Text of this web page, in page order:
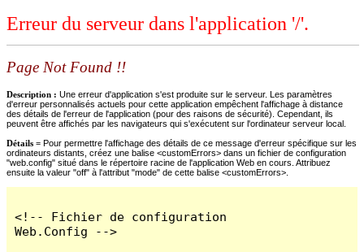
Erreur du serveur dans l'application '/'.
Page Not Found !!
Description : Une erreur d'application s'est produite sur le serveur. Les paramètres
d'erreur personnalisés actuels pour cette application empêchent l'affichage à distance
des détails de l'erreur de l'application (pour des raisons de sécurité). Cependant, ils
peuvent être affichés par les navigateurs qui s'exécutent sur l'ordinateur serveur local.
Détails = Pour permettre l'affichage des détails de ce message d'erreur spécifique sur les
ordinateurs distants, créez une balise <customErrors> dans un fichier de configuration
"web.config" situé dans le répertoire racine de l'application Web en cours. Attribuez
ensuite la valeur "off" à l'attribut "mode" de cette balise <customErrors>.
<!-- Fichier de configuration
Web.Config -->